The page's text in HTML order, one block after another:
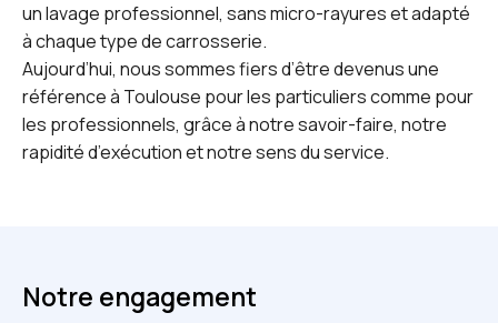
un lavage professionnel, sans micro-rayures et adapté
à chaque type de carrosserie.
Aujourd’hui, nous sommes fiers d’être devenus une
référence à Toulouse pour les particuliers comme pour
les professionnels, grâce à notre savoir-faire, notre
rapidité d’exécution et notre sens du service.
Notre engagement